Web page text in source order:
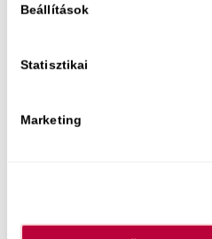
Beállítások
Statisztikai
Marketing
, öröme